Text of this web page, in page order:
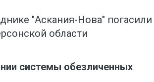
"Аскания-Нова" погасили
области
системы обезличенных